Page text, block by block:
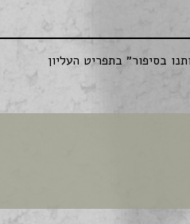
בסיפור״ בתפריט העליון